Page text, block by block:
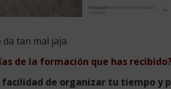
tan mal jaja.
de la formación que has
facilidad de organizar tu tiempo y